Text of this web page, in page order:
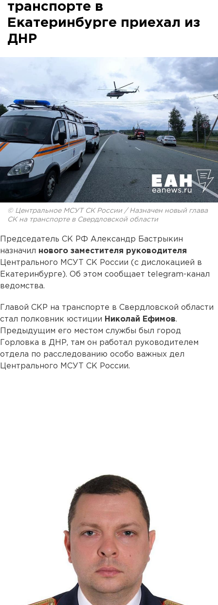
транспорте в
Екатеринбурге приехал из
ДНР
© Центральное МСУТ СК России / Назначен новый глава
СК на транспорте в Свердловской области
Председатель СК РФ Александр Бастрыкин
назначил нового заместителя руководителя
Центрального МСУТ СК России (с дислокацией в
Екатеринбурге). Об этом сообщает telegram-канал
ведомства.
Главой СКР на транспорте в Свердловской области
стал полковник юстиции Николай Ефимов.
Предыдущим его местом службы был город
Горловка в ДНР, там он работал руководителем
отдела по расследованию особо важных дел
Центрального МСУТ СК России.